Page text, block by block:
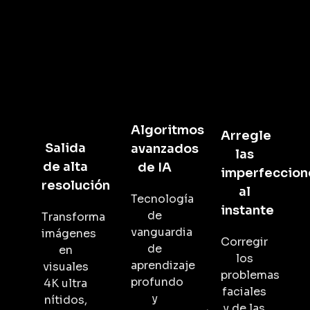
Salida
de alta
resolución
Transforma
imágenes
en
visuales
4K ultra
nítidos,
Algoritmos
avanzados
de IA
Tecnología
de
vanguardia
de
aprendizaje
profundo
y
Arregle
las
al
instante
Corregir
los
problemas
faciales